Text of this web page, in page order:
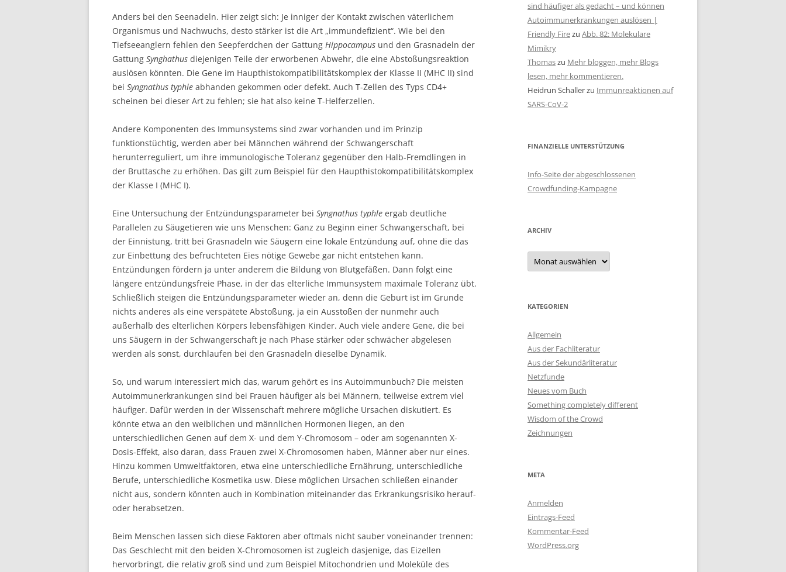
Anders bei den Seenadeln. Hier zeigt sich: Je inniger der Kontakt zwischen väterlichem
Organismus und Nachwuchs, desto stärker ist die Art „immundefizient“. Wie bei den
Tiefseeanglern fehlen den Seepferdchen der Gattung Hippocampus und den Grasnadeln der
Gattung Synghathus diejenigen Teile der erworbenen Abwehr, die eine Abstoßungsreaktion
auslösen könnten. Die Gene im Haupthistokompatibilitätskomplex der Klasse II (MHC II) sind
bei Syngnathus typhle abhanden gekommen oder defekt. Auch T-Zellen des Typs CD4+
scheinen bei dieser Art zu fehlen; sie hat also keine T-Helferzellen.
Andere Komponenten des Immunsystems sind zwar vorhanden und im Prinzip
funktionstüchtig, werden aber bei Männchen während der Schwangerschaft
herunterreguliert, um ihre immunologische Toleranz gegenüber den Halb-Fremdlingen in
der Bruttasche zu erhöhen. Das gilt zum Beispiel für den Haupthistokompatibilitätskomplex
der Klasse I (MHC I).
Eine Untersuchung der Entzündungsparameter bei Syngnathus typhle ergab deutliche
Parallelen zu Säugetieren wie uns Menschen: Ganz zu Beginn einer Schwangerschaft, bei
der Einnistung, tritt bei Grasnadeln wie Säugern eine lokale Entzündung auf, ohne die das
zur Einbettung des befruchteten Eies nötige Gewebe gar nicht entstehen kann.
Entzündungen fördern ja unter anderem die Bildung von Blutgefäßen. Dann folgt eine
längere entzündungsfreie Phase, in der das elterliche Immunsystem maximale Toleranz übt.
Schließlich steigen die Entzündungsparameter wieder an, denn die Geburt ist im Grunde
nichts anderes als eine verspätete Abstoßung, ja ein Ausstoßen der nunmehr auch
außerhalb des elterlichen Körpers lebensfähigen Kinder. Auch viele andere Gene, die bei
uns Säugern in der Schwangerschaft je nach Phase stärker oder schwächer abgelesen
werden als sonst, durchlaufen bei den Grasnadeln dieselbe Dynamik.
So, und warum interessiert mich das, warum gehört es ins Autoimmunbuch? Die meisten
Autoimmunerkrankungen sind bei Frauen häufiger als bei Männern, teilweise extrem viel
häufiger. Dafür werden in der Wissenschaft mehrere mögliche Ursachen diskutiert. Es
könnte etwa an den weiblichen und männlichen Hormonen liegen, an den
unterschiedlichen Genen auf dem X- und dem Y-Chromosom – oder am sogenannten X-
Dosis-Effekt, also daran, dass Frauen zwei X-Chromosomen haben, Männer aber nur eines.
Hinzu kommen Umweltfaktoren, etwa eine unterschiedliche Ernährung, unterschiedliche
Berufe, unterschiedliche Kosmetika usw. Diese möglichen Ursachen schließen einander
nicht aus, sondern könnten auch in Kombination miteinander das Erkrankungsrisiko herauf-
oder herabsetzen.
Beim Menschen lassen sich diese Faktoren aber oftmals nicht sauber voneinander trennen:
Das Geschlecht mit den beiden X-Chromosomen ist zugleich dasjenige, das Eizellen
hervorbringt, die relativ groß sind und zum Beispiel Mitochondrien und Moleküle des
sind häufiger als gedacht – und können
Autoimmunerkrankungen auslösen |
Friendly Firezu Abb. 82: Molekulare
Mimikry
Thomaszu Mehr bloggen, mehr Blogs
lesen, mehr kommentieren.
Heidrun Schallerzu Immunreaktionen auf
SARS-CoV-2
FINANZIELLE UNTERSTÜTZUNG
Info-Seite der abgeschlossenen
Crowdfunding-Kampagne
ARCHIV
Archiv
KATEGORIEN
Allgemein
Aus der Fachliteratur
Aus der Sekundärliteratur
Netzfunde
Neues vom Buch
Something completely different
Wisdom of the Crowd
Zeichnungen
META
Anmelden
Eintrags-Feed
Kommentar-Feed
WordPress.org